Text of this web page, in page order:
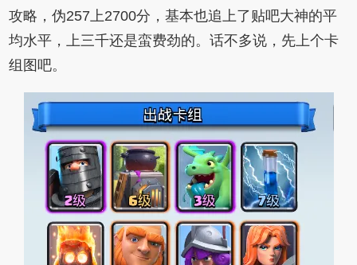
攻略，伪257上2700分，基本也追上了贴吧大神的平
均水平，上三千还是蛮费劲的。话不多说，先上个卡
组图吧。